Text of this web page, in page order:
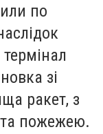
по
зі
ракет, з
пожежею.